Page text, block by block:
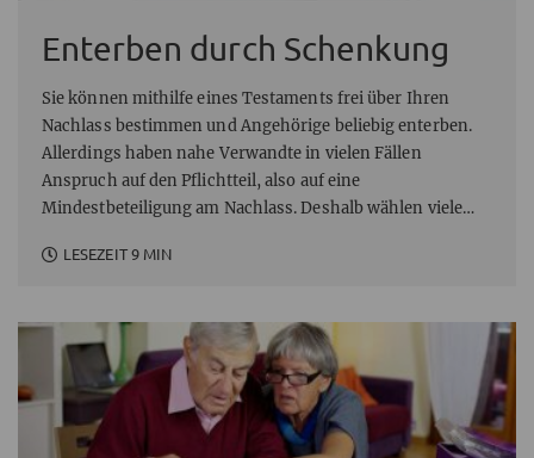
Enterben durch Schenkung
Sie können mithilfe eines Testaments frei über Ihren
Nachlass bestimmen und Angehörige beliebig enterben.
Allerdings haben nahe Verwandte in vielen Fällen
Anspruch auf den Pflichtteil, also auf eine
Mindestbeteiligung am Nachlass. Deshalb wählen viele
verringern dadurch ihre künftige Erbmasse. Bedenken Sie
Ausgleichsanspruch auslösen können.
LESEZEIT 9 MIN